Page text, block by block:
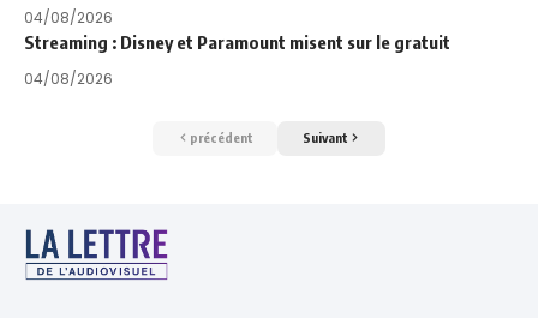
04/08/2026
Streaming : Disney et Paramount misent sur le gratuit
04/08/2026
précédent Suivant